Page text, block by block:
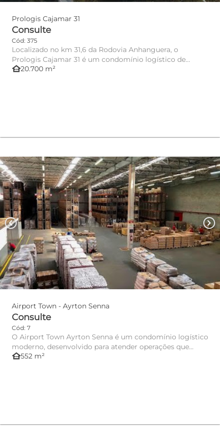
Prologis Cajamar 31
Consulte
Cód: 375
Localizado no km 31,6 da Rodovia Anhanguera, o
Prologis Cajamar 31 é um condomínio logístico de
última geração, desenv...
other_houses20.700 m²
chevron_left chevron_right
Airport Town - Ayrton Senna
Consulte
Cód: 7
O Airport Town Ayrton Senna é um condomínio logístico
moderno, desenvolvido para atender operações que
exigem eficiê...
other_houses552 m²